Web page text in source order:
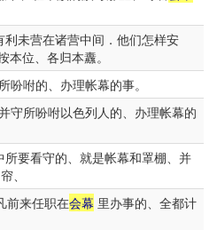
利未营在诸营中间．他们怎样安
本位、各归本纛。
吩咐的、办理帐幕的事。
守所吩咐以色列人的、办理帐幕的
所要看守的、就是帐幕和罩棚、并
、
前来任职在会幕 里办事的、全都计